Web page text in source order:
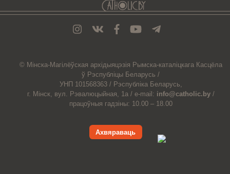
© Мiнска-Магiлёўская архiдыяцэзiя Рымска-каталіцкага Касцёла
ў Рэспубліцы Беларусь /
УНП 101568363 / Рэспубліка Беларусь,
г. Мінск, вул. Рэвалюцыйная, 1а / e-mail: info@catholic.by /
працоўныя гадзіны: 10.00 – 18.00
Ахвяраваць